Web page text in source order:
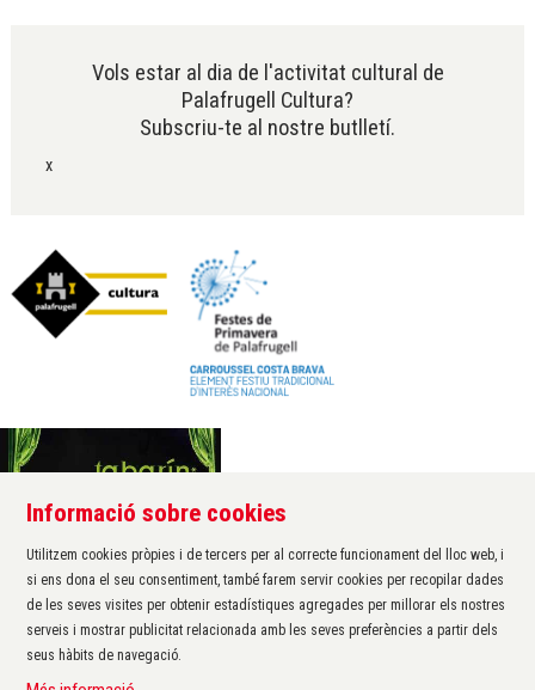
Vols estar al dia de l'activitat cultural de
Palafrugell Cultura?
Subscriu-te al nostre butlletí.
x
Àrea de cultura de l'Ajuntament de Palafrugell
Carrer Santa Margarida, 1
17200 Palafrugell
972 611 172 ·
cultura@palafrugell.cat
Informació sobre cookies
Utilitzem cookies pròpies i de tercers per al correcte funcionament del lloc web, i
si ens dona el seu consentiment, també farem servir cookies per recopilar dades
de les seves visites per obtenir estadístiques agregades per millorar els nostres
serveis i mostrar publicitat relacionada amb les seves preferències a partir dels
seus hàbits de navegació.